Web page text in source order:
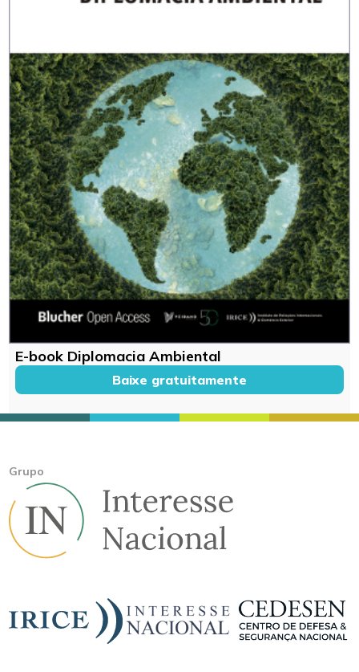
E-book Diplomacia Ambiental
Baixe gratuitamente
Grupo